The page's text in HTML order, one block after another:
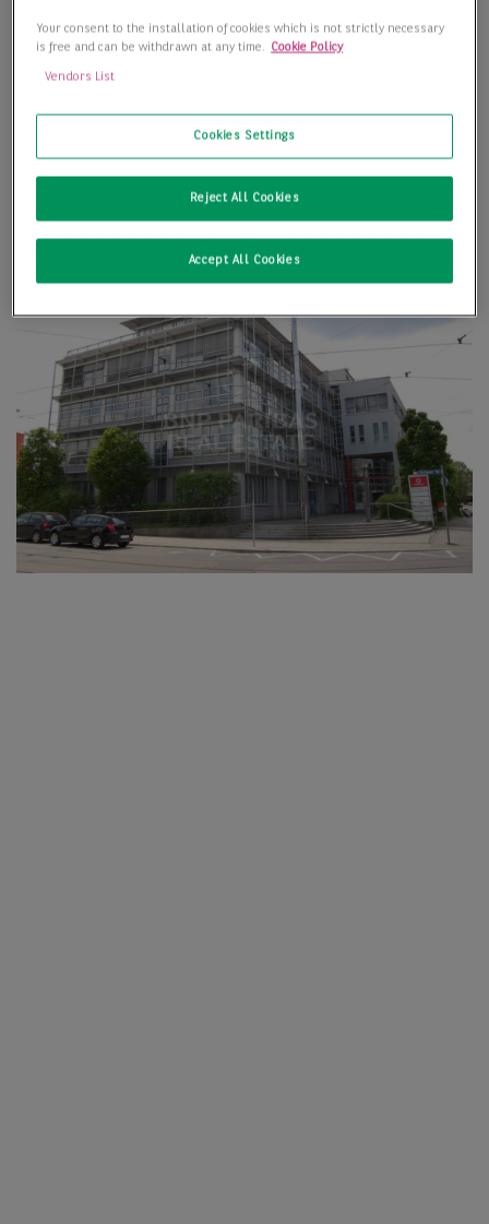
Your consent to the installation of cookies which is not strictly necessary
is free and can be withdrawn at any time. Cookie Policy
Vendors List
Cookies Settings
Reject All Cookies
Accept All Cookies